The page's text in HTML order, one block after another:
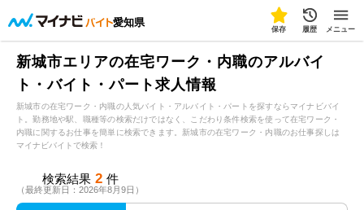
愛知県
保存 履歴 メニュー
新城市エリアの在宅ワーク・内職のアルバイ
ト・バイト・パート求人情報
新城市の在宅ワーク・内職の人気バイト・アルバイト・パートを探すならマイナビバイ
ト。勤務地や駅、職種等の検索だけではなく、こだわり条件検索を使って在宅ワーク・
内職に関するお仕事を簡単に検索できます。新城市の在宅ワーク・内職のお仕事探しは
マイナビバイトで検索！
検索結果 2 件
（最終更新日：2026年8月9日）